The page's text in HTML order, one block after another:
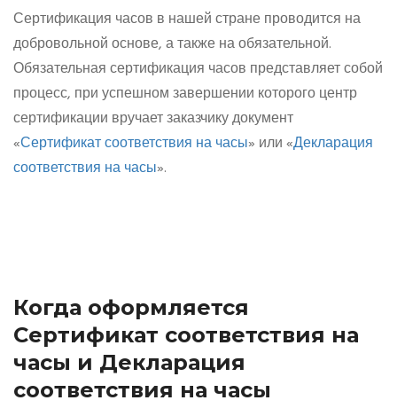
Сертификация часов в нашей стране проводится на
добровольной основе, а также на обязательной.
Обязательная сертификация часов представляет собой
процесс, при успешном завершении которого центр
сертификации вручает заказчику документ
«Сертификат соответствия на часы» или «Декларация
соответствия на часы».
Когда оформляется
Сертификат соответствия на
часы и Декларация
соответствия на часы